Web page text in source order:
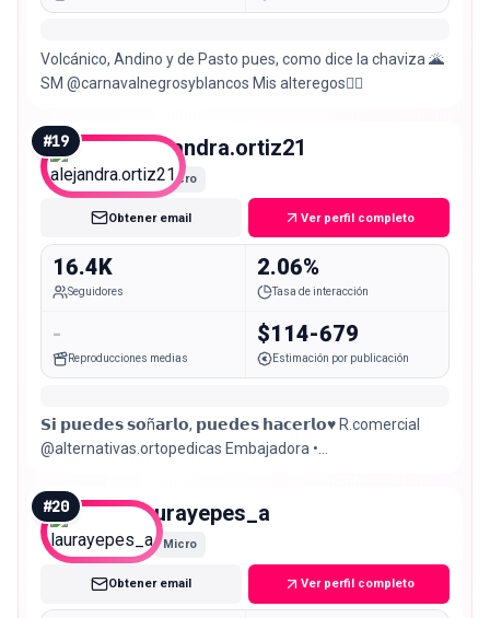
Volcánico, Andino y de Pasto pues, como dice la chaviza 🌋
SM @carnavalnegrosyblancos Mis alteregos👇🏼
#19 alejandra.ortiz21
Micro
Obtener email Ver perfil completo
16.4K
Seguidores
2.06%
Tasa de interacción
-
Reproducciones medias
$114-679
Estimación por publicación
𝗦𝗶 𝗽𝘂𝗲𝗱𝗲𝘀 𝘀𝗼ñ𝗮𝗿𝗹𝗼, 𝗽𝘂𝗲𝗱𝗲𝘀 𝗵𝗮𝗰𝗲𝗿𝗹𝗼♥️ R.comercial
@alternativas.ortopedicas Embajadora •
#20 laurayepes_a
Micro
Obtener email Ver perfil completo